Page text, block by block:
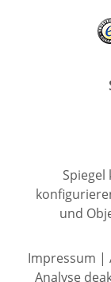
und
Impressum |
Analyse